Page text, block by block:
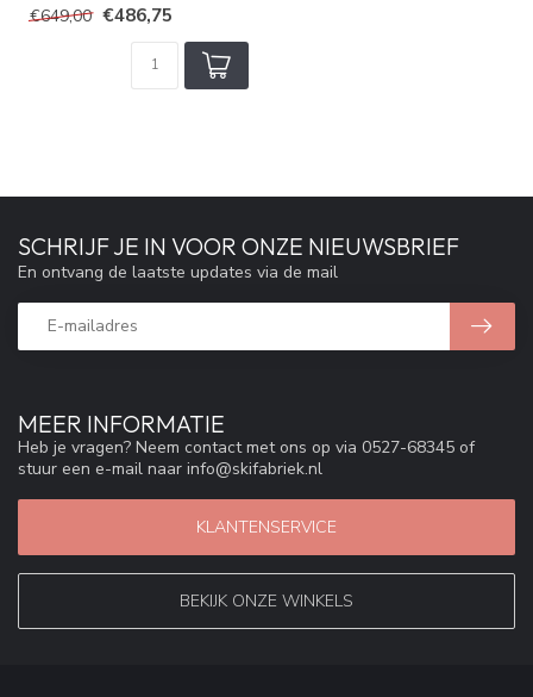
€649,00 €486,75
MEER INFORMATIE
Heb je vragen? Neem contact met ons op via 0527-68345 of
stuur een e-mail naar info@skifabriek.nl
KLANTENSERVICE
BEKIJK ONZE WINKELS
SCHRIJF JE IN VOOR ONZE NIEUWSBRIEF
En ontvang de laatste updates via de mail